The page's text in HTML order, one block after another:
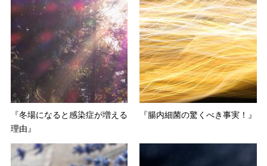
『冬場になると感染症が増える
理由』
『腸内細菌の驚くべき事実！』